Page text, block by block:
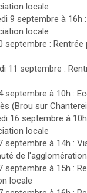
locale
9 septembre à 16h
locale
septembre : Rentrée
11 septembre :
septembre à 10h :
(Brou sur
16 septembre à
locale
septembre à 14h :
de
septembre à 15h :
locale